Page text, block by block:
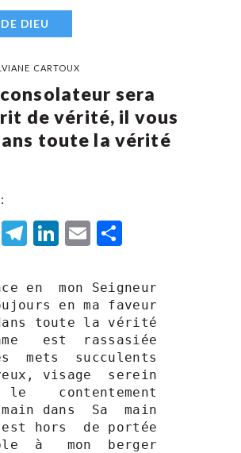
DIEU
CARTOUX
sera
de vérité, il vous
toute la vérité
WhatsApp
Telegram
LinkedIn
Email
en  mon Seigneur
en ma faveur
toute la vérité
est  rassasiée
mets  succulents
visage  serein
contentement
dans  Sa  main
hors  de portée
à   mon  berger